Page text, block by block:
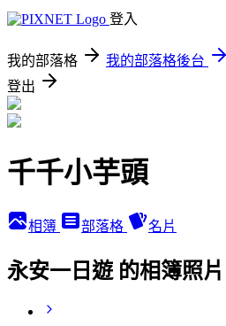
登入
我的部落格 我的部落格後台
登出
千千小芋頭
相簿 部落格 名片
永安一日遊 的相簿照片